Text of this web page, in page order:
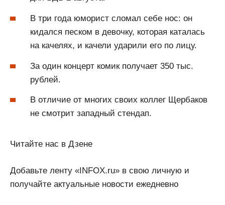
В три года юморист сломал себе нос: он
кидался песком в девочку, которая каталась
на качелях, и качели ударили его по лицу.
За один концерт комик получает 350 тыс.
рублей.
В отличие от многих своих коллег Щербаков
не смотрит западный стендап.
Читайте нас в Дзене
Добавьте ленту «INFOX.ru» в свою личную и
получайте актуальные новости ежедневно